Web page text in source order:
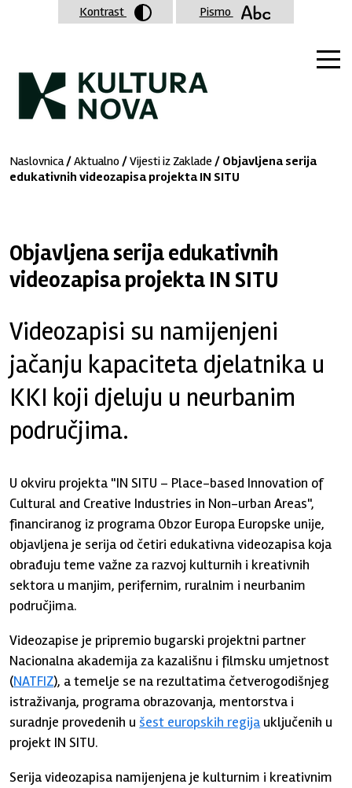
Naslovnica/Aktualno/Vijesti iz Zaklade / Objavljena serija
edukativnih videozapisa projekta IN SITU
Objavljena serija edukativnih
videozapisa projekta IN SITU
Videozapisi su namijenjeni
jačanju kapaciteta djelatnika u
KKI koji djeluju u neurbanim
područjima.
U okviru projekta "IN SITU – Place-based Innovation of
Cultural and Creative Industries in Non-urban Areas",
financiranog iz programa Obzor Europa Europske unije,
objavljena je serija od četiri edukativna videozapisa koja
obrađuju teme važne za razvoj kulturnih i kreativnih
sektora u manjim, perifernim, ruralnim i neurbanim
područjima.
Videozapise je pripremio bugarski projektni partner
Nacionalna akademija za kazališnu i filmsku umjetnost
(NATFIZ), a temelje se na rezultatima četverogodišnjeg
istraživanja, programa obrazovanja, mentorstva i
suradnje provedenih u šest europskih regija uključenih u
projekt IN SITU.
Serija videozapisa namijenjena je kulturnim i kreativnim
Kontrast Pismo